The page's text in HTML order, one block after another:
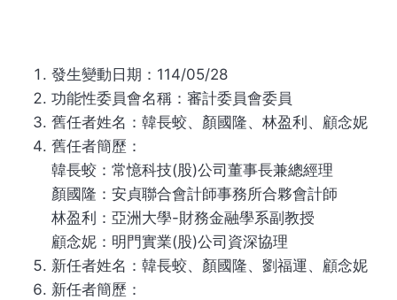
發生變動日期：114/05/28
功能性委員會名稱：審計委員會委員
舊任者姓名：韓長蛟、顏國隆、林盈利、顧念妮
舊任者簡歷：
韓長蛟：常憶科技(股)公司董事長兼總經理
顏國隆：安貞聯合會計師事務所合夥會計師
林盈利：亞洲大學-財務金融學系副教授
顧念妮：明門實業(股)公司資深協理
新任者姓名：韓長蛟、顏國隆、劉福運、顧念妮
新任者簡歷：